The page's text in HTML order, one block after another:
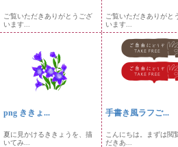
ご覧いただきありがとうござ
います...
ご覧いただきありがと
います...
png ききょ...
夏に見かけるききょうを、描
いてみ...
手書き風ラフご...
こんにちは。まずは閲
だきあ...